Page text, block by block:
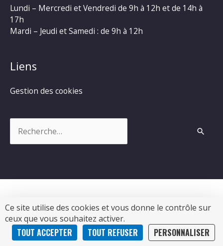
Ce site utilise des cookies et vous donne le contrôle sur
ceux que vous souhaitez activer.
TOUT ACCEPTER TOUT REFUSER PERSONNALISER
Lundi – Mercredi et Vendredi de 9h à 12h et de 14h à
17h
Mardi – Jeudi et Samedi : de 9h à 12h
Liens
Gestion des cookies
Copyright © 2026Commune de Chevanceaux|
Propulsé par Soluris